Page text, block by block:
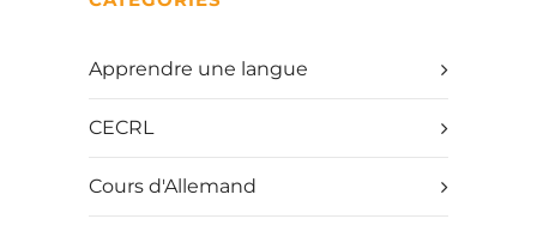
Apprendre une langue
CECRL
Cours d'Allemand